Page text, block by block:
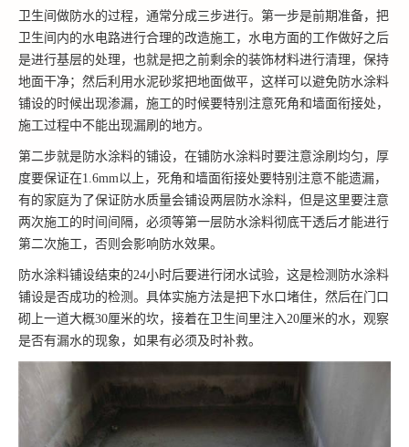
卫生间做防水的过程，通常分成三步进行。第一步是前期准备，把
卫生间内的水电路进行合理的改造施工，水电方面的工作做好之后
是进行基层的处理，也就是把之前剩余的装饰材料进行清理，保持
地面干净；然后利用水泥砂浆把地面做平，这样可以避免防水涂料
铺设的时候出现渗漏，施工的时候要特别注意死角和墙面衔接处，
施工过程中不能出现漏刷的地方。
第二步就是防水涂料的铺设，在铺防水涂料时要注意涂刷均匀，厚
度要保证在1.6mm以上，死角和墙面衔接处要特别注意不能遗漏，
有的家庭为了保证防水质量会铺设两层防水涂料，但是这里要注意
两次施工的时间间隔，必须等第一层防水涂料彻底干透后才能进行
第二次施工，否则会影响防水效果。
防水涂料铺设结束的24小时后要进行闭水试验，这是检测防水涂料
铺设是否成功的检测。具体实施方法是把下水口堵住，然后在门口
砌上一道大概30厘米的坎，接着在卫生间里注入20厘米的水，观察
是否有漏水的现象，如果有必须及时补救。